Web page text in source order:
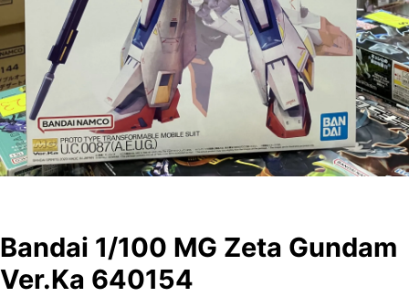
Bandai 1/100 MG Zeta Gundam
Ver.Ka 640154